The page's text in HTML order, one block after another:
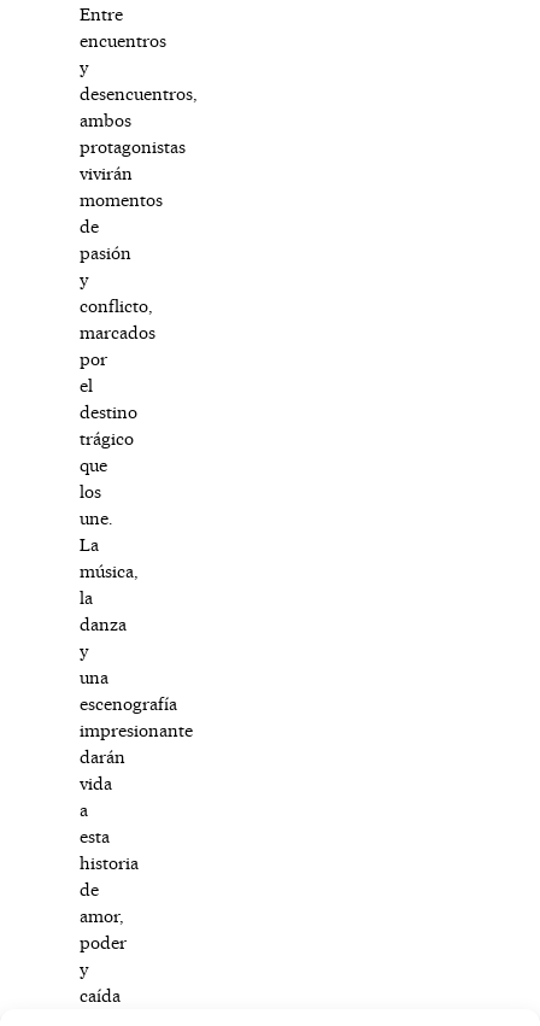
Entre
encuentros
y
desencuentros,
ambos
protagonistas
vivirán
momentos
de
pasión
y
conflicto,
marcados
por
el
destino
trágico
que
los
une.
La
música,
la
danza
y
una
escenografía
impresionante
darán
vida
a
esta
historia
de
amor,
poder
y
caída